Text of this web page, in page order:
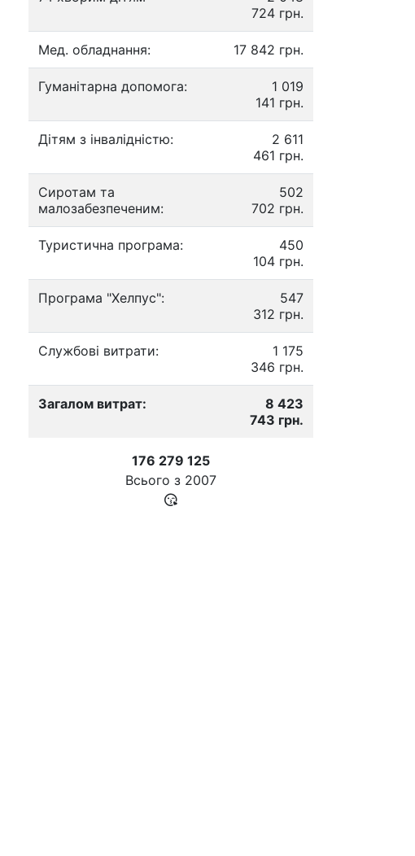
724 грн.
Мед. обладнання: 17 842 грн.
Гуманітарна допомога:
1 019
141 грн.
Дітям з інвалідністю:
2 611
461 грн.
Сиротам та
малозабезпеченим:
502
702 грн.
Туристична програма:
450
104 грн.
Програма "Хелпус":
547
312 грн.
Службові витрати:
1 175
346 грн.
Загалом витрат:
8 423
743 грн.
176 279 125
Всього з 2007